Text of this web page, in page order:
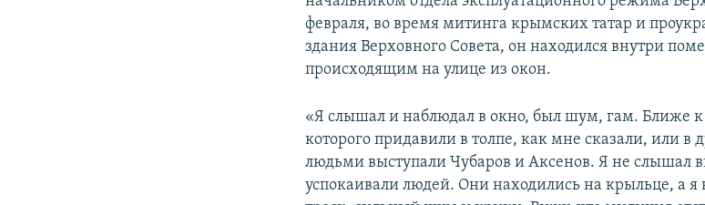
февраля, во время митинга крымских татар и
здания Верховного Совета, он находился внутри
происходящим на улице из окон.
«Я слышал и наблюдал в окно, был шум, гам. Ближе к
которого придавили в толпе, как мне сказали, или в
людьми выступали Чубаров и Аксенов. Я не слышал
успокаивали людей. Они находились на крыльце, а я